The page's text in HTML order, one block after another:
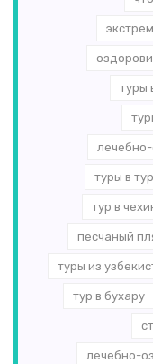
туры
туры в
тур в
песчаный
туры из
тур в бухару
лечебно-